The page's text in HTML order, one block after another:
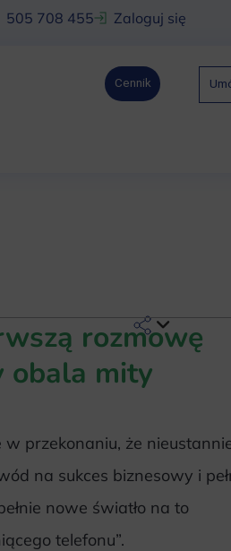
505 708 455 Zaloguj się
Cennik
rozmowę
obala mity
przekonaniu, że
na sukces biznesowy i
nowe światło na to
telefonu”.